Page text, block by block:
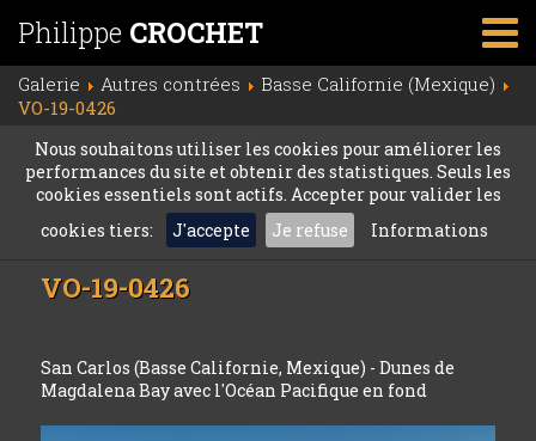
Philippe CROCHET
Galerie Autres contrées
Basse Californie (Mexique)
VO-19-0426
Nous souhaitons utiliser les cookies pour améliorer les
performances du site et obtenir des statistiques. Seuls les
cookies essentiels sont actifs. Accepter pour valider les
cookies tiers:
J'accepte Je refuse Informations
VO-19-0426
San Carlos (Basse Californie, Mexique) - Dunes de
Magdalena Bay avec l'Océan Pacifique en fond